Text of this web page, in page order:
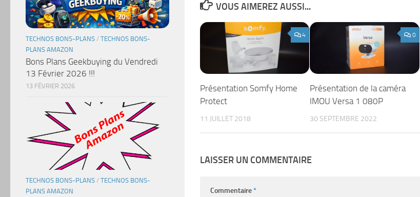
VOUS AIMEREZ AUSSI...
4
Présentation Somfy Home
Protect
11 JUILLET 2018
0
Présentation de la caméra
IMOU Versa 1 080P
30 SEPTEMBRE 2022
LAISSER UN COMMENTAIRE
Commentaire*
TECHNOS BONS-PLANS / TECHNOS BONS-
PLANS AMAZON
Bons Plans Geekbuying du Vendredi
13 Février 2026 !!!
13 FÉVRIER 2026
TECHNOS BONS-PLANS / TECHNOS BONS-
PLANS AMAZON